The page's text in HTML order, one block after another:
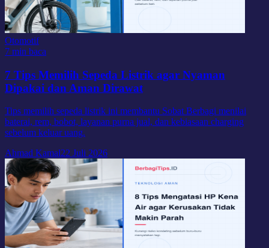
Otomotif
7 min baca
7 Tips Memilih Sepeda Listrik agar Nyaman
Dipakai dan Aman Dirawat
Tips memilih sepeda listrik ini membantu Sobat Berbagi menilai
baterai, rem, bobot, layanan purna jual, dan kebiasaan charging
sebelum keluar uang.
Ahmad Kamal22 Juli 2026